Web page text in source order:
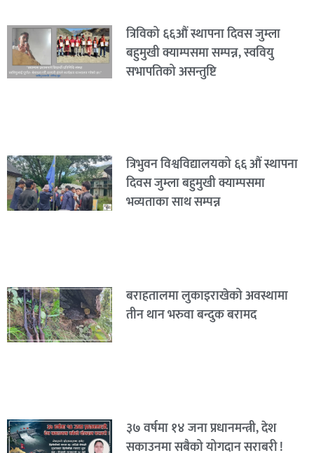
त्रिविको ६६औं स्थापना दिवस जुम्ला
बहुमुखी क्याम्पसमा सम्पन्न, स्ववियु
सभापतिको असन्तुष्टि
त्रिभुवन विश्वविद्यालयको ६६ औं स्थापना
दिवस जुम्ला बहुमुखी क्याम्पसमा
भव्यताका साथ सम्पन्न
बराहतालमा लुकाइराखेको अवस्थामा
तीन थान भरुवा बन्दुक बरामद
३७ वर्षमा १४ जना प्रधानमन्त्री, देश
सकाउनमा सबैको योगदान सराबरी !